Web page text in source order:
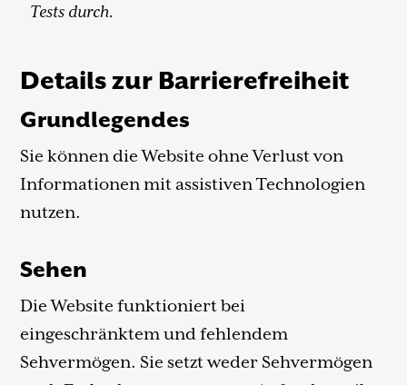
Tests durch.
Details zur Barrierefreiheit
Grundlegendes
Sie können die Website ohne Verlust von
Informationen mit assistiven Technologien
nutzen.
Sehen
Die Website funktioniert bei
eingeschränktem und fehlendem
Sehvermögen. Sie setzt weder Sehvermögen